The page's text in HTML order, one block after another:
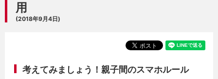
用
(2018年9月4日)
考えてみましょう！親子間のスマホルール